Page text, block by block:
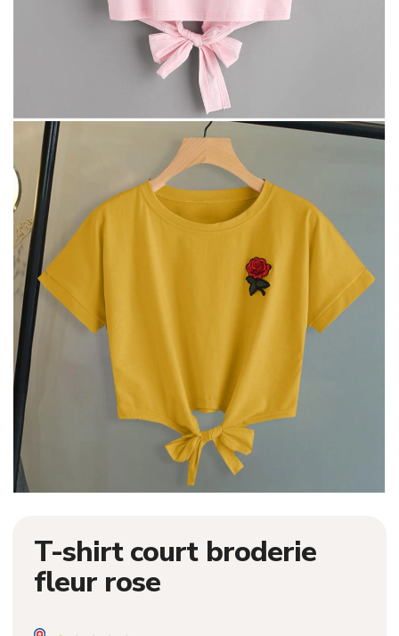
T-shirt court broderie
fleur rose